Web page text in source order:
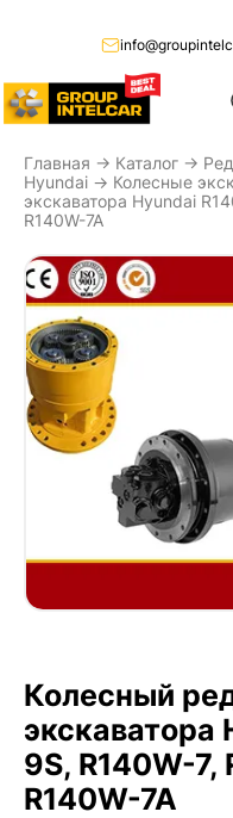
Главная → Каталог →
Hyundai → Колесные
экскаватора Hyundai
R140W-7A
Колесный
экскаватора
9S, R140W-7,
R140W-7A